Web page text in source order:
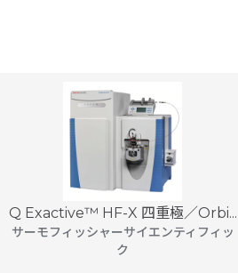
Q Exactive™ HF-X 四重極／Orbi...
サーモフィッシャーサイエンティフィッ
ク